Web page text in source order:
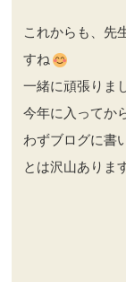
これからも、先
すね
一緒に頑張りま
今年に入ってか
わずブログに書
とは沢山ありま